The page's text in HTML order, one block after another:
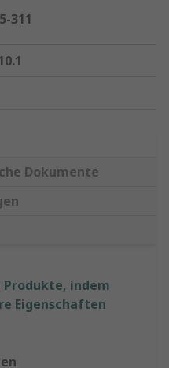
311
Dokumente
Produkte, indem
Eigenschaften